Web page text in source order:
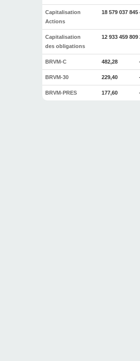
Capitalisation
Actions
18 579 037 845
Capitalisation
des obligations
12 933 459 809
BRVM-C 482,28
BRVM-30 229,40
BRVM-PRES 177,60